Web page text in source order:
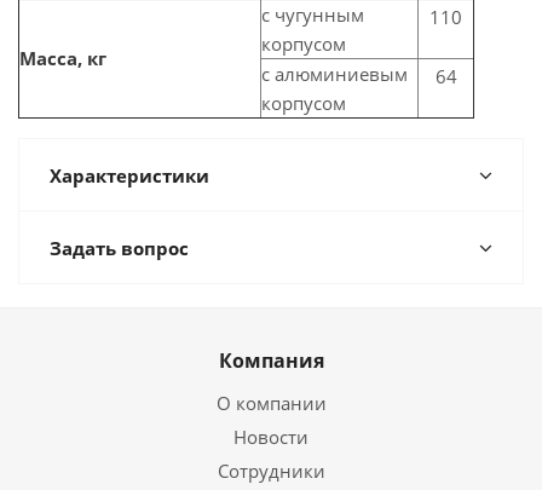
Масса, кг
с чугунным
корпусом
110
с алюминиевым
корпусом
64
Характеристики
Задать вопрос
Компания
О компании
Новости
Сотрудники